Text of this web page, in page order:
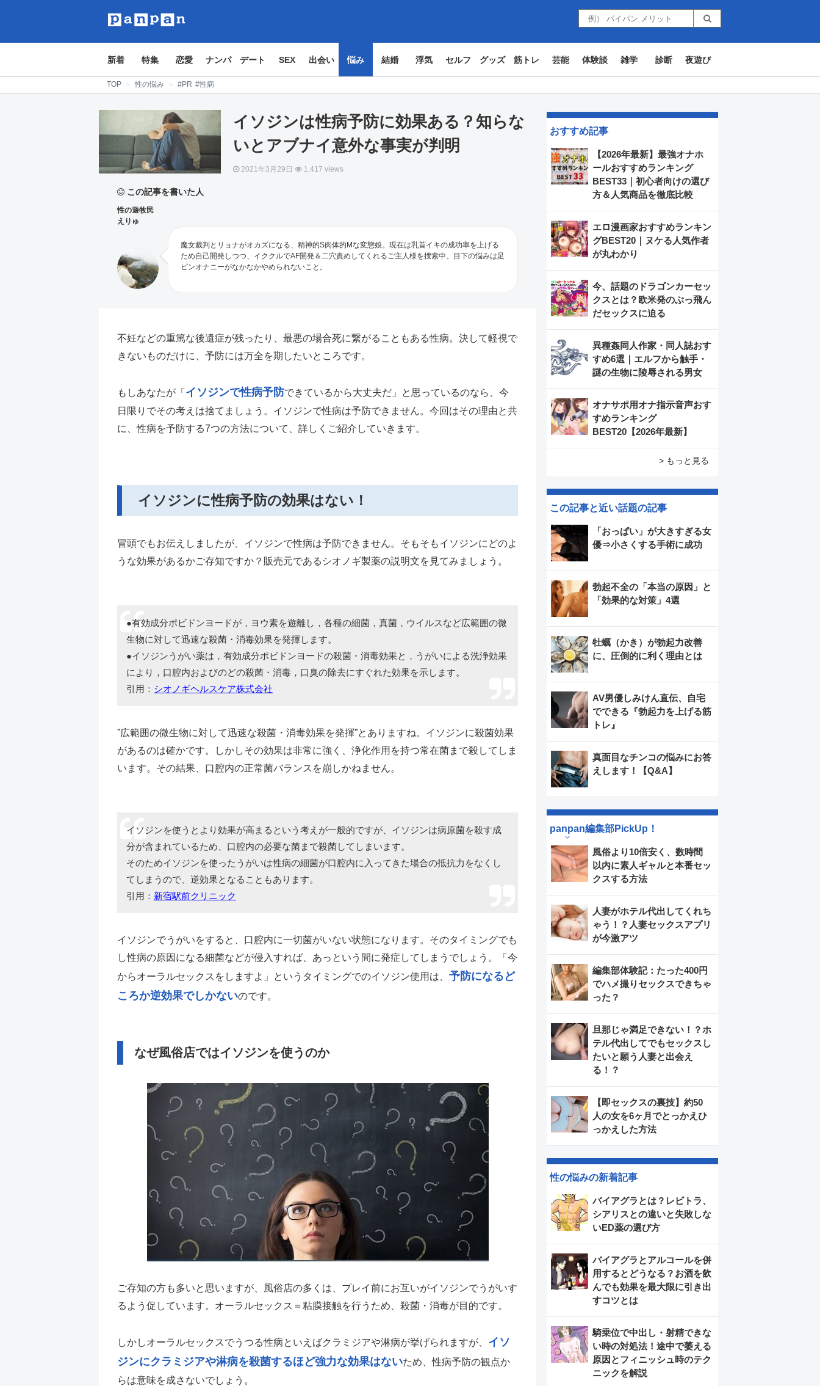
新着 特集 恋愛 ナンパ デート SEX 出会い 悩み 結婚 浮気 セルフ グッズ 筋トレ 芸能 体験談 雑学 診断 夜遊び
TOP ＞ 性の悩み ＞ #PR #性病
イソジンは性病予防に効果ある？知らな
いとアブナイ意外な事実が判明
2021年3月29日 1,417 views
この記事を書いた人
性の遊牧民
えりゅ
魔女裁判とリョナがオカズになる、精神的S肉体的Mな変態娘。現在は乳首イキの成功率を上げる
ため自己開発しつつ、イククルでAF開発＆二穴責めしてくれるご主人様を捜索中。目下の悩みは足
ピンオナニーがなかなかやめられないこと。
不妊などの重篤な後遺症が残ったり、最悪の場合死に繋がることもある性病。決して軽視で
きないものだけに、予防には万全を期したいところです。
もしあなたが「 イソジンで性病予防できているから大丈夫だ」と思っているのなら、今
日限りでその考えは捨てましょう。イソジンで性病は予防できません。今回はその理由と共
に、性病を予防する7つの方法について、詳しくご紹介していきます。
イソジンに性病予防の効果はない！
冒頭でもお伝えしましたが、イソジンで性病は予防できません。そもそもイソジンにどのよ
うな効果があるかご存知ですか？販売元であるシオノギ製薬の説明文を見てみましょう。
●有効成分ポビドンヨードが，ヨウ素を遊離し，各種の細菌，真菌，ウイルスなど広範囲の微
生物に対して迅速な殺菌・消毒効果を発揮します。
●イソジンうがい薬は，有効成分ポビドンヨードの殺菌・消毒効果と，うがいによる洗浄効果
により，口腔内およびのどの殺菌・消毒，口臭の除去にすぐれた効果を示します。
引用： シオノギヘルスケア株式会社
”広範囲の微生物に対して迅速な殺菌・消毒効果を発揮”とありますね。イソジンに殺菌効果
があるのは確かです。しかしその効果は非常に強く、浄化作用を持つ常在菌まで殺してしま
います。その結果、口腔内の正常菌バランスを崩しかねません。
イソジンを使うとより効果が高まるという考えが一般的ですが、イソジンは病原菌を殺す成
分が含まれているため、口腔内の必要な菌まで殺菌してしまいます。
そのためイソジンを使ったうがいは性病の細菌が口腔内に入ってきた場合の抵抗力をなくし
てしまうので、逆効果となることもあります。
引用： 新宿駅前クリニック
イソジンでうがいをすると、口腔内に一切菌がいない状態になります。そのタイミングでも
し性病の原因になる細菌などが侵入すれば、あっという間に発症してしまうでしょう。「今
からオーラルセックスをしますよ」というタイミングでのイソジン使用は、 予防になるど
ころか逆効果でしかないのです。
なぜ風俗店ではイソジンを使うのか
ご存知の方も多いと思いますが、風俗店の多くは、プレイ前にお互いがイソジンでうがいす
るよう促しています。オーラルセックス＝粘膜接触を行うため、殺菌・消毒が目的です。
しかしオーラルセックスでうつる性病といえばクラミジアや淋病が挙げられますが、 イソ
ジンにクラミジアや淋病を殺菌するほど強力な効果はないため、性病予防の観点か
らは意味を成さないでしょう。
おすすめ記事
【2026年最新】最強オナホ
ールおすすめランキング
BEST33｜初心者向けの選び
方＆人気商品を徹底比較
エロ漫画家おすすめランキン
グBEST20｜ヌケる人気作者
が丸わかり
今、話題のドラゴンカーセッ
クスとは？欧米発のぶっ飛ん
だセックスに迫る
異種姦同人作家・同人誌おす
すめ6選｜エルフから触手・
謎の生物に陵辱される男女
オナサポ用オナ指示音声おす
すめランキング
BEST20【2026年最新】
> もっと見る
この記事と近い話題の記事
「おっぱい」が大きすぎる女
優⇒小さくする手術に成功
勃起不全の「本当の原因」と
「効果的な対策」4選
牡蠣（かき）が勃起力改善
に、圧倒的に利く理由とは
AV男優しみけん直伝、自宅
でできる『勃起力を上げる筋
トレ』
真面目なチンコの悩みにお答
えします！【Q&A】
panpan編集部PickUp！
風俗より10倍安く、数時間
以内に素人ギャルと本番セッ
クスする方法
人妻がホテル代出してくれち
ゃう！？人妻セックスアプリ
が今激アツ
編集部体験記：たった400円
でハメ撮りセックスできちゃ
った？
旦那じゃ満足できない！？ホ
テル代出してでもセックスし
たいと願う人妻と出会え
る！？
【即セックスの裏技】約50
人の女を6ヶ月でとっかえひ
っかえした方法
性の悩みの新着記事
バイアグラとは？レビトラ、
シアリスとの違いと失敗しな
いED薬の選び方
バイアグラとアルコールを併
用するとどうなる？お酒を飲
んでも効果を最大限に引き出
すコツとは
騎乗位で中出し・射精できな
い時の対処法！途中で萎える
原因とフィニッシュ時のテク
ニックを解説